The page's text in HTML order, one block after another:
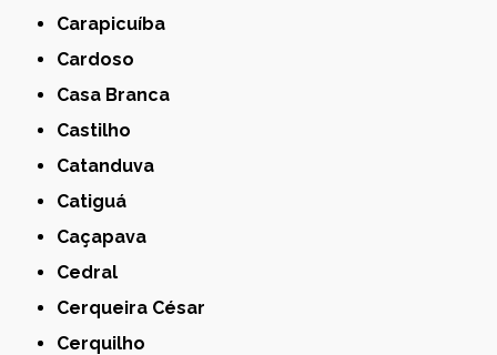
Carapicuíba
Cardoso
Casa Branca
Castilho
Catanduva
Catiguá
Caçapava
Cedral
Cerqueira César
Cerquilho